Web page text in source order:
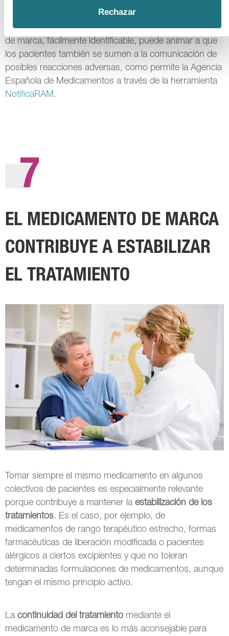
Rechazar
constancia del envase finalmente
dispensado en la farmacia. Además, el medicamento
de marca, fácilmente identificable, puede animar a que
los pacientes también se sumen a la comunicación de
posibles reacciones adversas, como permite la Agencia
Española de Medicamentos a través de la herramienta
NotificaRAM.
7
EL MEDICAMENTO DE MARCA
CONTRIBUYE A ESTABILIZAR
EL TRATAMIENTO
Tomar siempre el mismo medicamento en algunos
colectivos de pacientes es especialmente relevante
porque contribuye a mantener laestabilización de los
tratamientos. Es el caso, por ejemplo, de
medicamentos de rango terapéutico estrecho, formas
farmacéuticas de liberación modificada o pacientes
alérgicos a ciertos excipientes y que no toleran
determinadas formulaciones de medicamentos, aunque
tengan el mismo principio activo.
La continuidad del tratamiento mediante el
medicamento de marca es lo más aconsejable para